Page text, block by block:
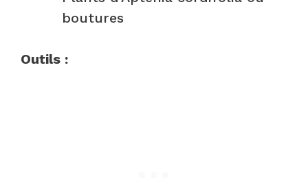
boutures
Outils :